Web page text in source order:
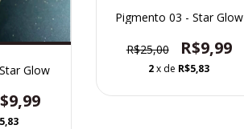
Glow
Pigmento 03 - Star Glow
R$25,00 R$9,99
2x de R$5,83